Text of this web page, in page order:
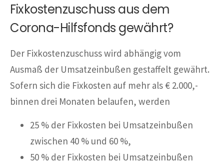
Fixkostenzuschuss aus dem
Corona-Hilfsfonds gewährt?
Der Fixkostenzuschuss wird abhängig vom
Ausmaß der Umsatzeinbußen gestaffelt gewährt.
Sofern sich die Fixkosten auf mehr als € 2.000,-
binnen drei Monaten belaufen, werden
25 % der Fixkosten bei Umsatzeinbußen
zwischen 40 % und 60 %,
50 % der Fixkosten bei Umsatzeinbußen